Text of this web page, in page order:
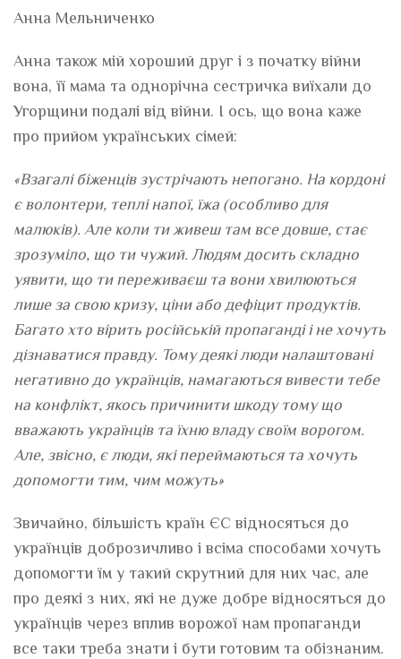
Анна Мельниченко
Анна також мій хороший друг і з початку війни
вона, її мама та однорічна сестричка виїхали до
Угорщини подалі від війни. І ось, що вона каже
про прийом українських сімей:
«Взагалі біженців зустрічають непогано. На кордоні
є волонтери, теплі напої, їжа (особливо для
малюків). Але коли ти живеш там все довше, стає
зрозуміло, що ти чужий. Людям досить складно
уявити, що ти переживаєш та вони хвилюються
лише за свою кризу, ціни або дефіцит продуктів.
Багато хто вірить російській пропаганді і не хочуть
дізнаватися правду. Тому деякі люди налаштовані
негативно до українців, намагаються вивести тебе
на конфлікт, якось причинити шкоду тому що
вважають українців та їхню владу своїм ворогом.
Але, звісно, є люди, які переймаються та хочуть
допомогти тим, чим можуть»
Звичайно, більшість країн ЄС відносяться до
українців доброзичливо і всіма способами хочуть
допомогти їм у такий скрутний для них час, але
про деякі з них, які не дуже добре відносяться до
українців через вплив ворожої нам пропаганди
все таки треба знати і бути готовим та обізнаним.